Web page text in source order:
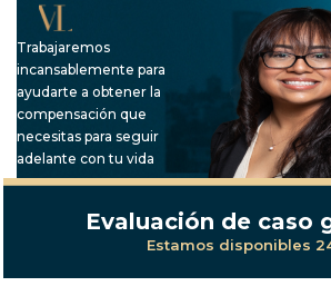
Trabajaremos
incansablemente para
ayudarte a obtener la
compensación que
necesitas para seguir
adelante con tu vida
Evaluación de caso
Estamos disponibles